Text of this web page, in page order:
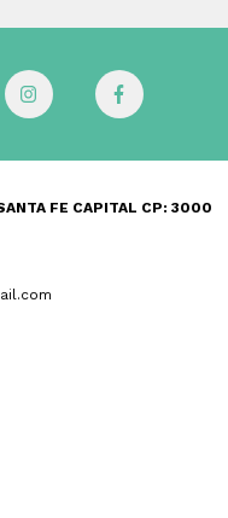
FE CAPITAL CP: 3000